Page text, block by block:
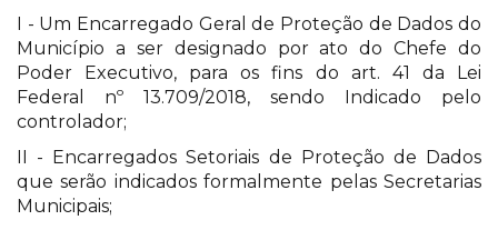
I - Um Encarregado Geral de Proteção de Dados do
Município a ser designado por ato do Chefe do
Poder Executivo, para os fins do art. 41 da Lei
Federal nº 13.709/2018, sendo Indicado pelo
controlador;
II - Encarregados Setoriais de Proteção de Dados
que serão indicados formalmente pelas Secretarias
Municipais;